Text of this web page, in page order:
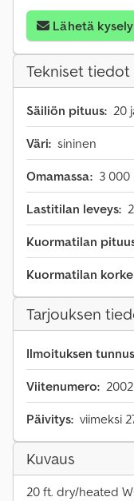
Lähetä kysely
Tekniset tiedot
Säiliön pituus: 20
Väri: sininen
Omamassa: 3 000
Lastitilan leveys:
Kuormatilan
Kuormatilan
Tarjouksen
Ilmoituksen
Viitenumero:
Päivitys: viimeksi
Kuvaus
20 ft. dry/heated